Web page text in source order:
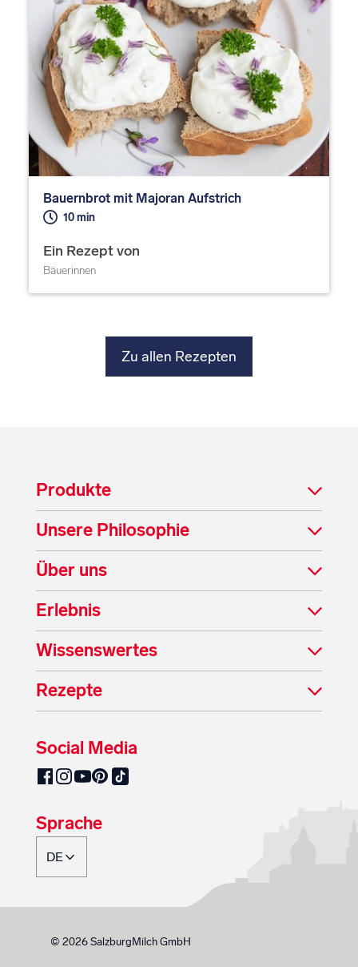
Bauernbrot mit Majoran Aufstrich
10 min
Ein Rezept von
Bäuerinnen
Zu allen Rezepten
Produkte
Unsere Philosophie
Über uns
Erlebnis
Wissenswertes
Rezepte
Social Media
SalzburgMilch auf Facebook
SalzburgMilch auf Instagram
SalzburgMilch auf YouTube
SalzburgMilch auf Pinterest
SalzburgMilch auf TikTok
Sprache
© 2026 SalzburgMilch GmbH